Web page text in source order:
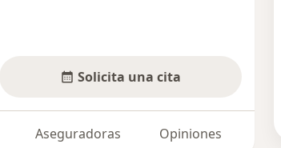
Solicita una cita
Aseguradoras Opiniones